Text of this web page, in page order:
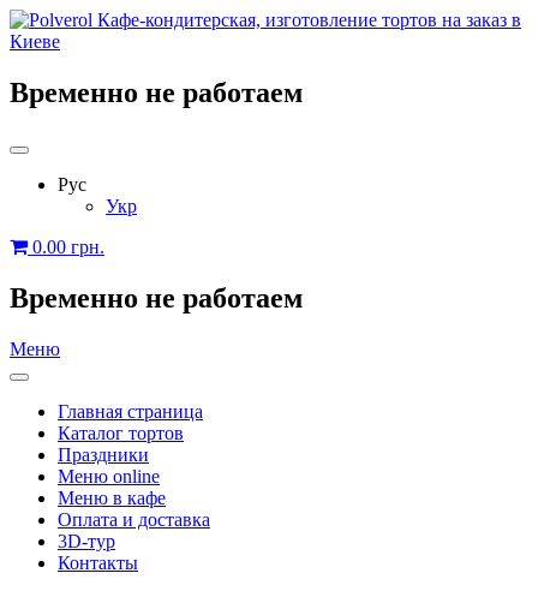
Временно не работаем
Рус
Укр
0.00 грн.
Временно не работаем
Меню
Главная страница
Каталог тортов
Праздники
Меню online
Меню в кафе
Оплата и доставка
3D-тур
Контакты